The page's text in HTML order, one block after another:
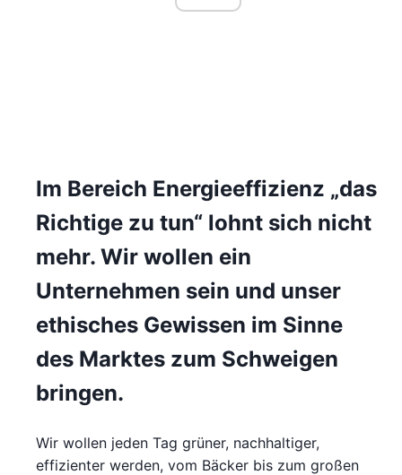
Im Bereich Energieeffizienz „das
Richtige zu tun“ lohnt sich nicht
mehr. Wir wollen ein
Unternehmen sein und unser
ethisches Gewissen im Sinne
des Marktes zum Schweigen
bringen.
Wir wollen jeden Tag grüner, nachhaltiger,
effizienter werden, vom Bäcker bis zum großen